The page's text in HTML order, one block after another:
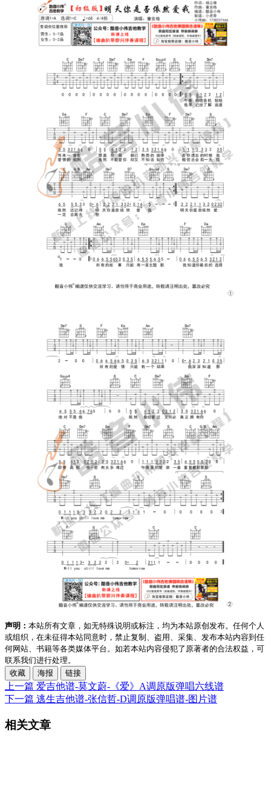
声明： 本站所有文章，如无特殊说明或标注，均为本站原创发布。任何个人
或组织，在未征得本站同意时，禁止复制、盗用、采集、发布本站内容到任
何网站、书籍等各类媒体平台。如若本站内容侵犯了原著者的合法权益，可
联系我们进行处理。
收藏
海报 链接
上一篇 爱吉他谱-莫文蔚-《爱》A调原版弹唱六线谱
下一篇 逃生吉他谱-张信哲-D调原版弹唱谱-图片谱
相关文章